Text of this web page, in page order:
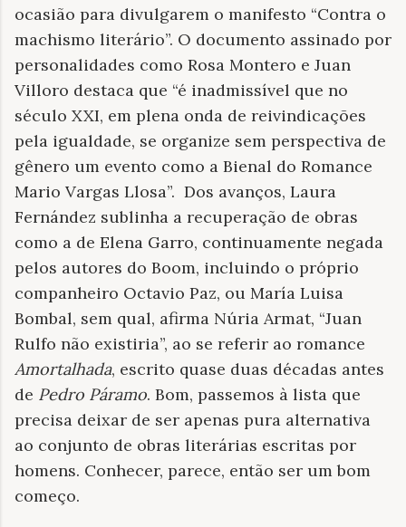
ocasião para divulgarem o manifesto “Contra o
machismo literário”. O documento assinado por
personalidades como Rosa Montero e Juan
Villoro destaca que “é inadmissível que no
século XXI, em plena onda de reivindicações
pela igualdade, se organize sem perspectiva de
gênero um evento como a Bienal do Romance
Mario Vargas Llosa”. Dos avanços, Laura
Fernández sublinha a recuperação de obras
como a de Elena Garro, continuamente negada
pelos autores do Boom, incluindo o próprio
companheiro Octavio Paz, ou María Luisa
Bombal, sem qual, afirma Núria Armat, “Juan
Rulfo não existiria”, ao se referir ao romance
Amortalhada, escrito quase duas décadas antes
de Pedro Páramo. Bom, passemos à lista que
precisa deixar de ser apenas pura alternativa
ao conjunto de obras literárias escritas por
homens. Conhecer, parece, então ser um bom
começo.